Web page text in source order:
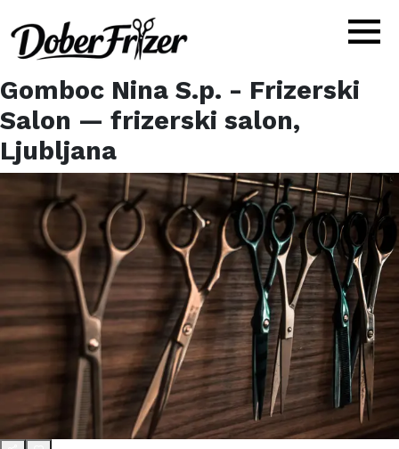
Gomboc Nina S.p. - Frizerski
Salon — frizerski salon,
Ljubljana